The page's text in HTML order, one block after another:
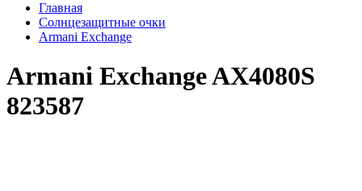
Главная
Солнцезащитные очки
Armani Exchange
Armani Exchange AX4080S
823587